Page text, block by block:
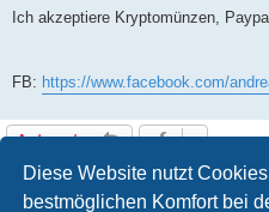
Diese Website nutzt
bestmöglichen Komfort bei
Ich akzeptiere Kryptomünzen,
FB: https://www.facebook.com/
Antworten
1 Beitrag •